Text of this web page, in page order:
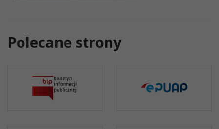
Polecane strony